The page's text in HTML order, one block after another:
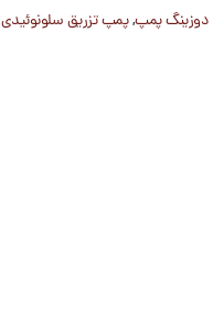
دوزینگ پمپ,پمپ تزریق سلونوئیدی